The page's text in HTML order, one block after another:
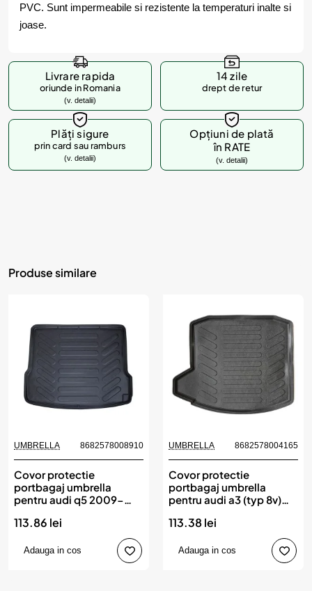
PVC. Sunt impermeabile si rezistente la temperaturi inalte si
joase.
Livrare rapida
oriunde in Romania
(v. detalii)
14 zile
drept de retur
Plăți sigure
prin card sau ramburs
(v. detalii)
Opțiuni de plată
în RATE
(v. detalii)
Produse similare
UMBRELLA 8682578008910
Covor protectie
portbagaj umbrella
pentru audi q5 2009-
113.86 lei
Adauga in cos
UMBRELLA 8682578004165
Covor protectie
portbagaj umbrella
pentru audi a3 (typ 8v)
113.38 lei
Adauga in cos